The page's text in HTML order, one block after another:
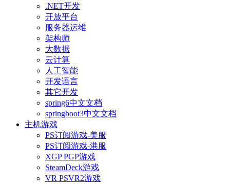
.NET开发
开放平台
服务器运维
架构师
大数据
云计算
人工智能
开发语言
其它开发
spring6中文文档
springboot3中文文档
主机游戏
PS订阅游戏-美服
PS订阅游戏-港服
XGP PGP游戏
SteamDeck游戏
VR PSVR2游戏